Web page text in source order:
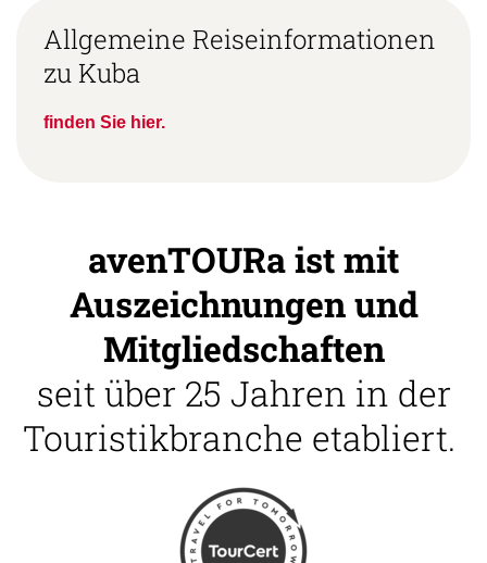
Allgemeine Reiseinformationen
zu Kuba
finden Sie hier.
avenTOURa ist mit
Auszeichnungen und
Mitgliedschaften
seit über 25 Jahren in der
Touristikbranche etabliert.